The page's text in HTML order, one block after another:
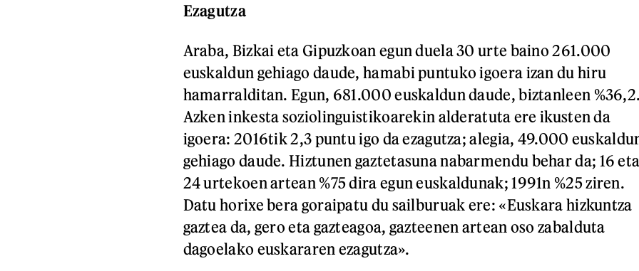
Ezagutza
Araba, Bizkai eta Gipuzkoan egun duela 30 urte baino 261.000
euskaldun gehiago daude, hamabi puntuko igoera izan du hiru
hamarralditan. Egun, 681.000 euskaldun daude, biztanleen %36,2.
Azken inkesta soziolinguistikoarekin alderatuta ere ikusten da
igoera: 2016tik 2,3 puntu igo da ezagutza; alegia, 49.000
gehiago daude. Hiztunen gaztetasuna nabarmendu behar da; 16 eta
24 urtekoen artean %75 dira egun euskaldunak; 1991n %25 ziren.
Datu horixe bera goraipatu du sailburuak ere: «Euskara hizkuntza
gaztea da, gero eta gazteagoa, gazteenen artean oso zabalduta
dagoelako euskararen ezagutza».